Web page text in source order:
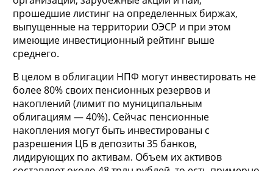
прошедшие листинг на определенных биржах,
выпущенные на территории ОЭСР и при этом
имеющие инвестиционный рейтинг выше
среднего.
В целом в облигации НПФ могут инвестировать не
более 80% своих пенсионных резервов и
накоплений (лимит по муниципальным
облигациям — 40%). Сейчас пенсионные
накопления могут быть инвестированы с
разрешения ЦБ в депозиты 35 банков,
лидирующих по активам. Объем их активов